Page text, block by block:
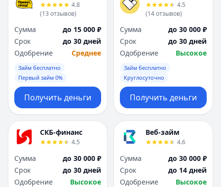
4.8
(13 отзывов)
Сумма
до 15 000 ₽
Срок
до 30 дней
Одобрение
Среднее
Займ бесплатно
Первый займ 0%
Получить деньги
4.5
(14отзывов)
Сумма
до 30 000 ₽
Срок
до 30 дней
Одобрение
Высокое
Займ бесплатно
Круглосуточно
Получить деньги
СКБ-финанс
4.5
Сумма
до 30 000 ₽
Срок
до 30 дней
Одобрение
Высокое
Веб-займ
4.6
Сумма
до 30 000 ₽
Срок
до 14 дней
Одобрение
Высокое